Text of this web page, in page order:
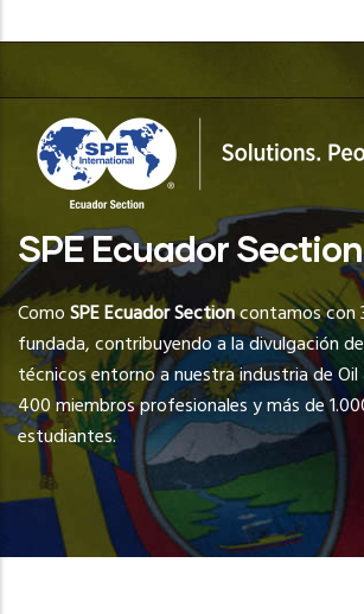
SPE Ecuador Section
ComoSPE Ecuador Sectioncontamos con
fundada, contribuyendo a la divulgación
técnicos entorno a nuestra industria de
400 miembros profesionales y más de
estudiantes.